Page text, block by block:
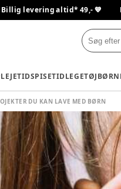
Billig levering altid* 49,- 💙
SPISETIDLEGETØJ
DU KAN LAVE MED BØRN